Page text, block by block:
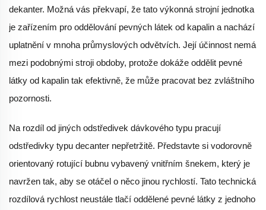
dekanter. Možná vás překvapí, že tato výkonná strojní jednotka
je zařízením pro oddělování pevných látek od kapalin a nachází
uplatnění v mnoha průmyslových odvětvích. Její účinnost nemá
mezi podobnými stroji obdoby, protože dokáže oddělit pevné
látky od kapalin tak efektivně, že může pracovat bez zvláštního
pozornosti.
Na rozdíl od jiných odstředivek dávkového typu pracují
odstředivky typu decanter nepřetržitě. Představte si vodorovně
orientovaný rotující bubnu vybavený vnitřním šnekem, který je
navržen tak, aby se otáčel o něco jinou rychlostí. Tato technická
rozdílová rychlost neustále tlačí oddělené pevné látky z jednoho